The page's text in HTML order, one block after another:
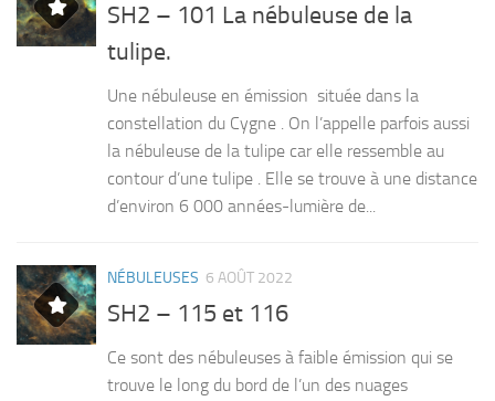
SH2 – 101 La nébuleuse de la
tulipe.
Une nébuleuse en émission située dans la
constellation du Cygne . On l’appelle parfois aussi
la nébuleuse de la tulipe car elle ressemble au
contour d’une tulipe . Elle se trouve à une distance
d’environ 6 000 années-lumière de...
NÉBULEUSES 6 AOÛT 2022
SH2 – 115 et 116
Ce sont des nébuleuses à faible émission qui se
trouve le long du bord de l’un des nuages